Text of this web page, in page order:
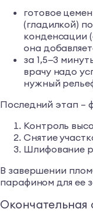
готовое
(гладилкой)
конденсации
она
за 1,5—3
врачу надо
нужный
Последний этап –
Контроль
Снятие
Шлифование
В завершении
парафином для ее